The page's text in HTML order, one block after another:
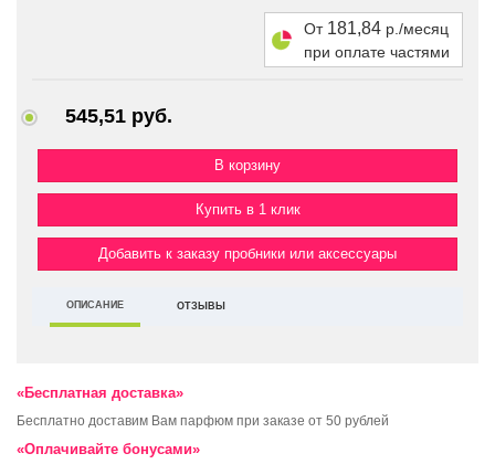
От 181,84 р./месяц
при оплате частями
545,51 руб.
Купить в 1 клик
Добавить к заказу пробники или аксессуары
ОПИСАНИЕ ОТЗЫВЫ
«Бесплатная доставка»
Бесплатно доставим Вам парфюм при заказе от 50 рублей
«Оплачивайте бонусами»